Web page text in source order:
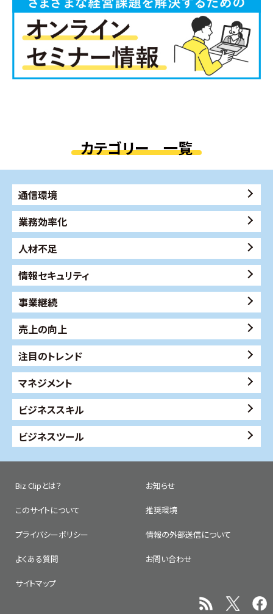
カテゴリー 一覧
通信環境
業務効率化
人材不足
情報セキュリティ
事業継続
売上の向上
注目のトレンド
マネジメント
ビジネススキル
ビジネスツール
Biz Clipとは？ お知らせ
このサイトについて 推奨環境
プライバシーポリシー 情報の外部送信について
よくある質問 お問い合わせ
サイトマップ